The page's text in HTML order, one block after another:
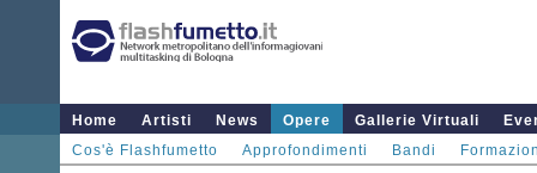
Home Artisti News Opere Gallerie Virtuali
Cos'è Flashfumetto
Approfondimenti Bandi